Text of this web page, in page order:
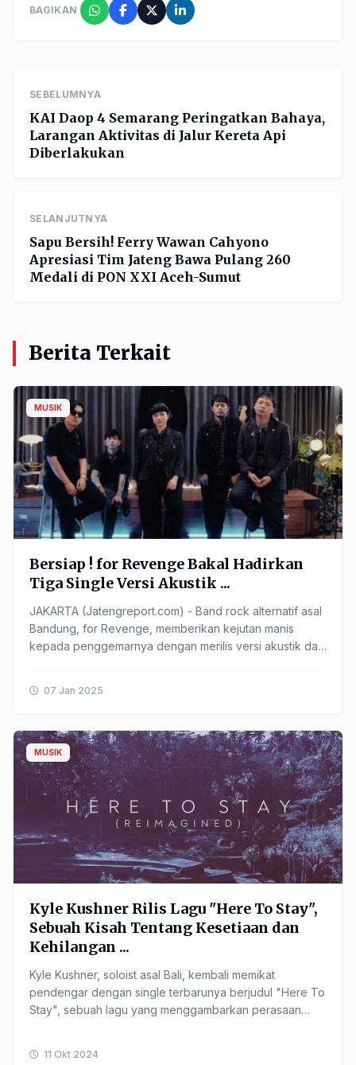
BAGIKAN
SEBELUMNYA
KAI Daop 4 Semarang Peringatkan Bahaya,
Larangan Aktivitas di Jalur Kereta Api
Diberlakukan
SELANJUTNYA
Sapu Bersih! Ferry Wawan Cahyono
Apresiasi Tim Jateng Bawa Pulang 260
Medali di PON XXI Aceh-Sumut
Berita Terkait
MUSIK
Bersiap ! for Revenge Bakal Hadirkan
Tiga Single Versi Akustik ...
JAKARTA (Jatengreport.com) - Band rock alternatif asal
Bandung, for Revenge, memberikan kejutan manis
kepada penggemarnya dengan merilis versi akustik dari
07 Jan 2025
MUSIK
Kyle Kushner Rilis Lagu "Here To Stay",
Sebuah Kisah Tentang Kesetiaan dan
Kehilangan ...
Kyle Kushner, soloist asal Bali, kembali memikat
pendengar dengan single terbarunya berjudul "Here To
Stay", sebuah lagu yang menggambarkan perasaan
11 Okt 2024